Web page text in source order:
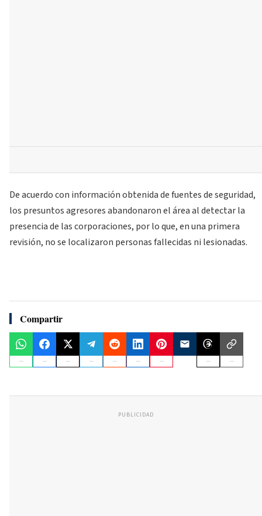
De acuerdo con información obtenida de fuentes de seguridad,
los presuntos agresores abandonaron el área al detectar la
presencia de las corporaciones, por lo que, en una primera
revisión, no se localizaron personas fallecidas ni lesionadas.
Compartir
PUBLICIDAD